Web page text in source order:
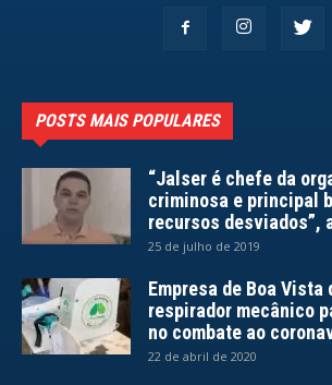
POSTS MAIS POPULARES
“Jalser é chefe da
criminosa e principal
recursos desviados”,
25 de julho de 2019
Empresa de Boa
respirador mecânico
no combate ao
22 de abril de 2020